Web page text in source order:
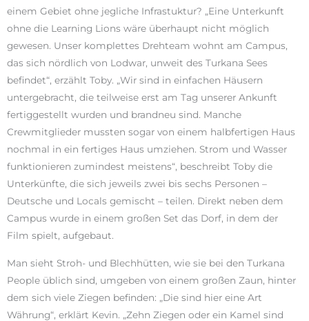
einem Gebiet ohne jegliche Infrastuktur? „Eine Unterkunft
ohne die Learning Lions wäre überhaupt nicht möglich
gewesen. Unser komplettes Drehteam wohnt am Campus,
das sich nördlich von Lodwar, unweit des Turkana Sees
befindet“, erzählt Toby. „Wir sind in einfachen Häusern
untergebracht, die teilweise erst am Tag unserer Ankunft
fertiggestellt wurden und brandneu sind. Manche
Crewmitglieder mussten sogar von einem halbfertigen Haus
nochmal in ein fertiges Haus umziehen. Strom und Wasser
funktionieren zumindest meistens“, beschreibt Toby die
Unterkünfte, die sich jeweils zwei bis sechs Personen –
Deutsche und Locals gemischt – teilen. Direkt neben dem
Campus wurde in einem großen Set das Dorf, in dem der
Film spielt, aufgebaut.
Man sieht Stroh- und Blechhütten, wie sie bei den Turkana
People üblich sind, umgeben von einem großen Zaun, hinter
dem sich viele Ziegen befinden: „Die sind hier eine Art
Währung“, erklärt Kevin. „Zehn Ziegen oder ein Kamel sind